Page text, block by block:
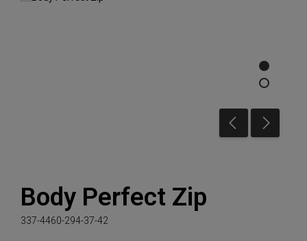
Body Perfect Zip
337-4460-294-37-42